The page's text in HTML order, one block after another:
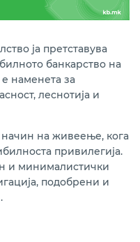
ја претставува
банкарство на
наменета за
леснотија и
на живеење, кога
привилегија.
и минималистички
подобрени и